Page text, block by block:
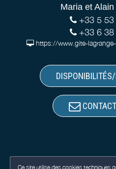
Ce site utilise des cookies techniques
Maria et
+33 5 53
+33 6
https://www.gite-